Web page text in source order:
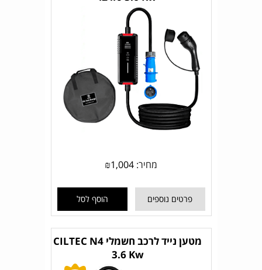
מחיר: ₪1,004
פרטים נוספים הוסף לסל
מטען נייד לרכב חשמלי CILTEC N4
3.6 Kw